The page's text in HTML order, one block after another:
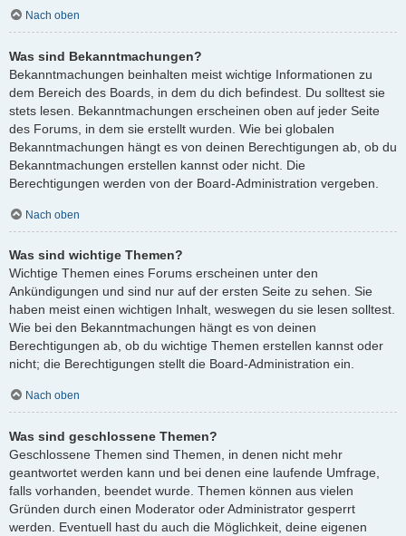
Nach oben
Was sind Bekanntmachungen?
Bekanntmachungen beinhalten meist wichtige Informationen zu
dem Bereich des Boards, in dem du dich befindest. Du solltest sie
stets lesen. Bekanntmachungen erscheinen oben auf jeder Seite
des Forums, in dem sie erstellt wurden. Wie bei globalen
Bekanntmachungen hängt es von deinen Berechtigungen ab, ob du
Bekanntmachungen erstellen kannst oder nicht. Die
Berechtigungen werden von der Board-Administration vergeben.
Nach oben
Was sind wichtige Themen?
Wichtige Themen eines Forums erscheinen unter den
Ankündigungen und sind nur auf der ersten Seite zu sehen. Sie
haben meist einen wichtigen Inhalt, weswegen du sie lesen solltest.
Wie bei den Bekanntmachungen hängt es von deinen
Berechtigungen ab, ob du wichtige Themen erstellen kannst oder
nicht; die Berechtigungen stellt die Board-Administration ein.
Nach oben
Was sind geschlossene Themen?
Geschlossene Themen sind Themen, in denen nicht mehr
geantwortet werden kann und bei denen eine laufende Umfrage,
falls vorhanden, beendet wurde. Themen können aus vielen
Gründen durch einen Moderator oder Administrator gesperrt
werden. Eventuell hast du auch die Möglichkeit, deine eigenen